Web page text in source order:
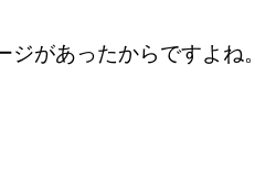
があったからですよね。